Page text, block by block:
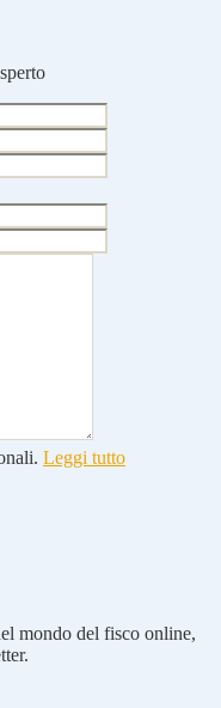
Leggi tutto
mondo del fisco online,